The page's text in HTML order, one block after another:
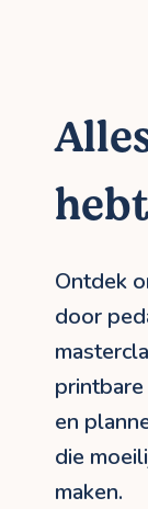
Ontdek
door
en
die
maken.